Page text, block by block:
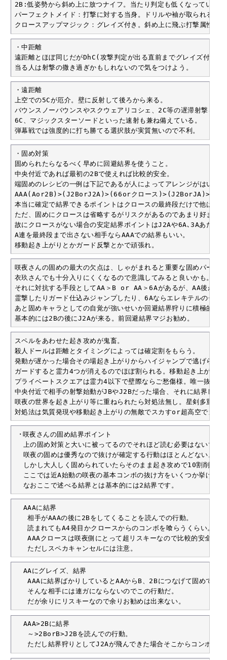
2B:低姿勢から斜め上に放つナイフ。当たり判定も低くなっている
パーフェクトメイド：打撃に対する当身。ドリルや袖が取られるの
クロースアップマジック：グレイズ付き。斜め上に飛ぶ打撃属性の
・中距離
遠距離とほぼ同じだがDhC(攻撃判定が出る直前までグレイズ付き)
当る人は射撃の撒き過ぎかもしれないので気をつけよう。
・遠距離
上空での5Cが厄介。壁に反射して後ろから来る。
バウンスノーバウンスやスクウェアリコシェ、2C等の遅滞射撃を撒
6C、マジックスターソードといった速射も兼ね備えている。
弾幕戦では強度的に打ち勝てる選択肢が実質無いので不利。
・固め対策
固められたらなるべく早めに回避結界を使うこと。
中央付近であれば最初の2Bで使えれば比較的安全。
端固めのレシピの一例は下記であるが人によってアレンジがはいっ
AAA(Aor2B)>(J2BorJ2A)>(66orクロース
本当に確定で結界できるポイントはクロースの最終段だけで他は結
ただ、固めにクロースは省略するがリスクがあるのであまり好まれ
故にクロースがない場合の安定結界ポイントはJ2Aや6A､3Aあたり
A連を最終段まで出さない相手ならAAAでの結界もいい。
移動起き上がりとかガード反撃とかで頑張れ。
咲夜さんの固めの最大の欠点は、しゃがまれると重要な固めパーツ
衣玖さんでも十分入りにくくなるので意識してみると良いかも。
それに対抗する手段としてAA＞B or AA＞6Aがあるが、AA後が連
霊撃したりガード仕込みジャンプしたり、6Aならエレキテルのチャ
あと固めキャラとしての自覚が強いせいか回避結界狩りに積極的だ
基本的には2Bの後にJ2Aが来る。前回避結界マジお勧め。
スペルをあわせた起き攻めが鬼畜。
殺人ドールは距離とタイミングによっては確定割をもらう。
発動が遅かった場合その場起き上がりからハイジャンプで逃げられ
ガードすると霊力4つが消えるのでほぼ割られる。移動起き上がり
プライベートスクエアは霊力4以下で壁際ならご愁傷様。唯一抜け
中央付近で相手の射撃始動がJBやJ2Bだった場合、それに結界して
咲夜の世界を起き上がり等に重ねられたら対処法無し。星剣多重重
対処法は気質発現や移動起き上がりの無敵でスカすor超高空でガー
･咲夜さんの固め結界ポイント
上の固め対策と大いに被ってるのでそれほど読む必要はないです
  咲夜の固めは優秀なので抜けが確定する行動はほとんどない。
しかし大人しく固められていたらそのまま起き攻めで10割削られ
ここでは近A始動の咲夜の基本コンボの抜け方をいくつか挙げま
  なおここで述べる結界とは基本的には2結界です。
  AAAに結界
   相手がAAAの後に2Bをしてくることを読んでの行動。
   読まれてもA4発目かクロースからのコンボを喰らうくらい。
AAAクロースは咲夜側にとって超リスキーなので比較的安全な結
   ただしスペカキャンセルには注意。
  AAにグレイズ、結界
AAAに結界ばかりしているとAAからB、2Bにつなげて固めてこよ
   そんな相手には連ガにならないのでこの行動だ。
   だが余りにリスキーなので余りお勧めは出来ない。
  AAA>2Bに結界
   ～>2BorB>J2Bを読んでの行動。
ただし結界狩りとしてJ2Aが飛んできた場合そこからコンボで